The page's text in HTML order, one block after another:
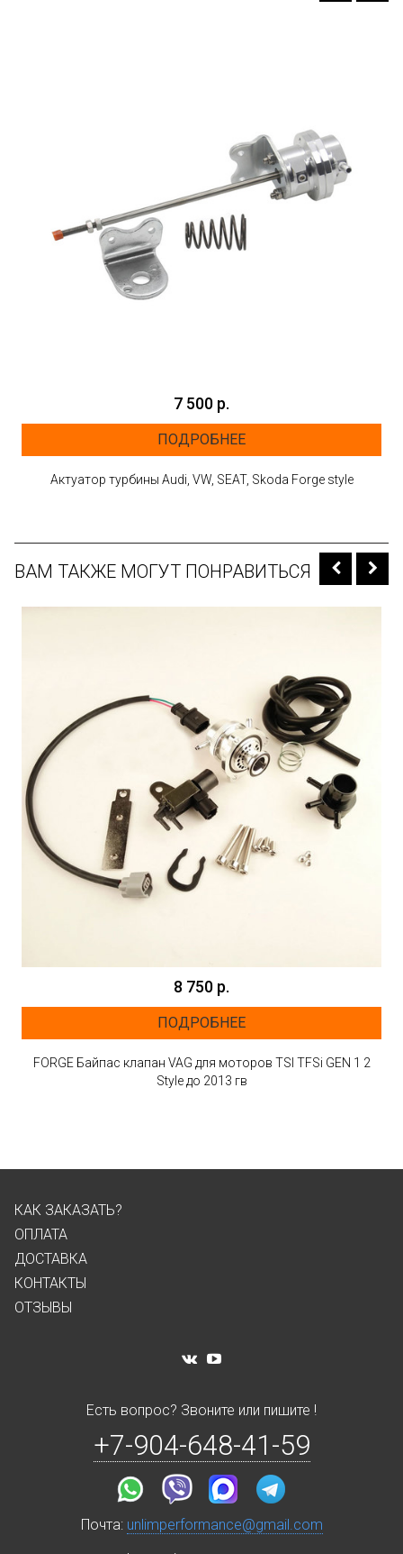
7 500 р.
ПОДРОБНЕЕ
Aктуатор турбины Audi, VW, SEAT, Skoda Forge style
ВАМ ТАКЖЕ МОГУТ ПОНРАВИТЬСЯ
8 750 р.
ПОДРОБНЕЕ
FORGE Байпас клапан VAG для моторов TSI TFSi GEN 1 2
Style до 2013 гв
КАК ЗАКАЗАТЬ?
ОПЛАТА
ДОСТАВКА
КОНТАКТЫ
ОТЗЫВЫ
Есть вопрос? Звоните или пишите !
+7-904-648-41-59
Почта: unlimperformance@gmail.com